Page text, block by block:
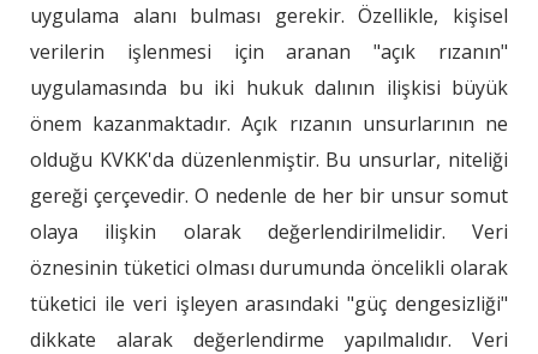
uygulama alanı bulması gerekir. Özellikle, kişisel
verilerin işlenmesi için aranan "açık rızanın"
uygulamasında bu iki hukuk dalının ilişkisi büyük
önem kazanmaktadır. Açık rızanın unsurlarının ne
olduğu KVKK'da düzenlenmiştir. Bu unsurlar, niteliği
gereği çerçevedir. O nedenle de her bir unsur somut
olaya ilişkin olarak değerlendirilmelidir. Veri
öznesinin tüketici olması durumunda öncelikli olarak
tüketici ile veri işleyen arasındaki "güç dengesizliği"
dikkate alarak değerlendirme yapılmalıdır. Veri